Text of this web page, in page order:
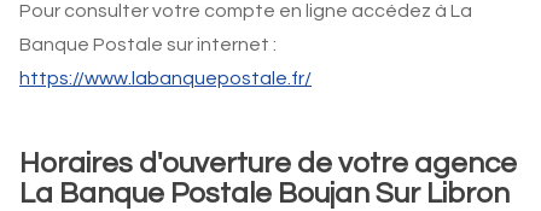
Pour consulter votre compte en ligne accédez à La
Banque Postale sur internet :
https://www.labanquepostale.fr/
Horaires d'ouverture de votre agence
La Banque Postale Boujan Sur Libron